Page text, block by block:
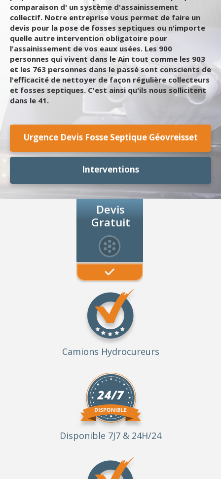
comparaison d' un système d'assainissement
collectif. Notre entreprise vous permet de faire un
devis pour la pose de fosses septiques ou n'importe
quelle autre intervention obligatoire pour
l'assainissement de vos eaux usées. Les 900
personnes qui vivent dans le Ain tout comme les 903
et les 763 personnes dans le passé sont conscients de
l'efficacité de nettoyer de façon régulière collecteurs
et fosses septiques. C'est ainsi qu'ils nous sollicitent
dans le 41.
Urgence Devis Fosse Septique Géovreisset
Interventions
Devis
Gratuit
Camions Hydrocureurs
Disponible 7J7 & 24H/24